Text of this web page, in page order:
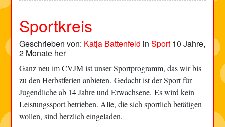
Sportkreis
Geschrieben von: Katja Battenfeld inSport 10 Jahre,
2 Monate her
Ganz neu im CVJM ist unser Sportprogramm, das wir bis
zu den Herbstferien anbieten. Gedacht ist der Sport für
Jugendliche ab 14 Jahre und Erwachsene. Es wird kein
Leistungssport betrieben. Alle, die sich sportlich betätigen
wollen, sind herzlich eingeladen.